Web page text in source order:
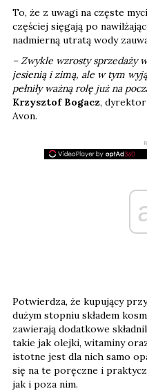
To, że z uwagi na częste
częściej sięgają po
nadmierną utratą wody
– Zwykle wzrosty sprzedaży
jesienią i zimą, ale w tym
pełniły ważną rolę już na
Krzysztof Bogacz, dyrektor
Avon.
Potwierdza, że kupujący
dużym stopniu składem
zawierają dodatkowe
takie jak olejki, witaminy
istotne jest dla nich samo
się na te poręczne i
jak i poza nim.